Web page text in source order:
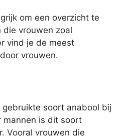
om een overzicht te
die vrouwen zoal
vind je de meest
vrouwen.
soort anabool bij
mannen is dit soort
Vooral vrouwen die